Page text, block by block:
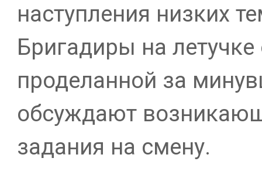
наступления низких
Бригадиры на
проделанной за
обсуждают
задания на смену.